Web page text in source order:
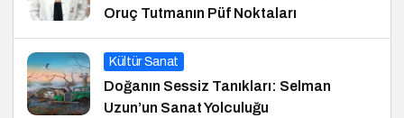
Oruç Tutmanın Püf Noktaları
Kültür Sanat
Doğanın Sessiz Tanıkları: Selman
Uzun’un Sanat Yolculuğu